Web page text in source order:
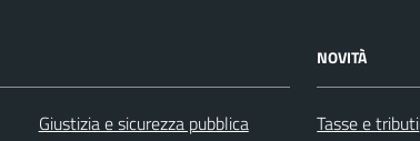
Giustizia e sicurezza pubblica
NOVITÀ
Tasse e tributi